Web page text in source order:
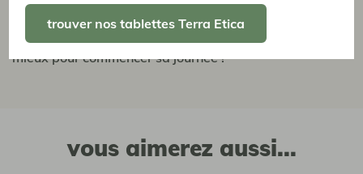
Consommateur quotidien
Parfait pour le petit déjeuner: arôme, douceur, rien de
mieux pour commencer sa journée !
vous aimerez aussi...
trouver nos tablettes Terra Etica